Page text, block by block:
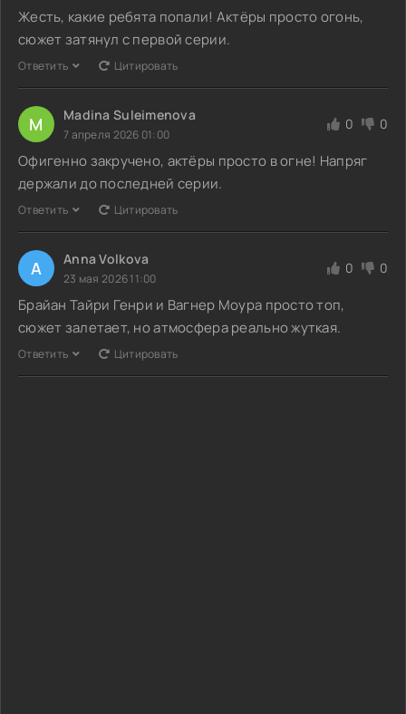
Жесть, какие ребята попали! Актёры просто огонь,
сюжет затянул с первой серии.
Ответить Цитировать
M Madina Suleimenova
7 апреля 2026 01:00
0 0
Офигенно закручено, актёры просто в огне! Напряг
держали до последней серии.
Ответить Цитировать
A Anna Volkova
23 мая 2026 11:00
0 0
Брайан Тайри Генри и Вагнер Моура просто топ,
сюжет залетает, но атмосфера реально жуткая.
Ответить Цитировать